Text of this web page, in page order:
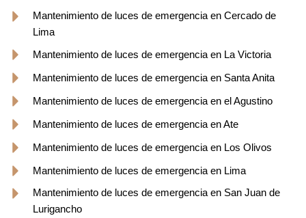
Mantenimiento de luces de emergencia en Cercado de
Lima
Mantenimiento de luces de emergencia en La Victoria
Mantenimiento de luces de emergencia en Santa Anita
Mantenimiento de luces de emergencia en el Agustino
Mantenimiento de luces de emergencia en Ate
Mantenimiento de luces de emergencia en Los Olivos
Mantenimiento de luces de emergencia en Lima
Mantenimiento de luces de emergencia en San Juan de
Lurigancho